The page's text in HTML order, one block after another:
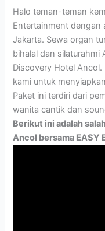
Halo teman-teman
Entertainment dengan
Jakarta. Sewa organ
bihalal dan silaturahmi
Discovery Hotel
kami untuk
Paket ini terdiri dari
wanita cantik dan
Berikut ini adalah
Ancol bersama EASY